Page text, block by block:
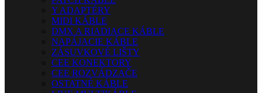
Y ADAPTÉRY
MIDI KÁBLE
DMX A RIADIACE KÁBLE
NAPÁJACIE KÁBLE
ZÁSUVKOVÉ LIŠTY
CEE KONEKTORY
CEE ROZVÁDZAČE
OSTATNÉ KÁBLE